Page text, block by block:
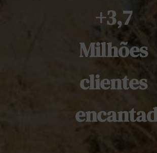
+3,7
Milhões
clientes